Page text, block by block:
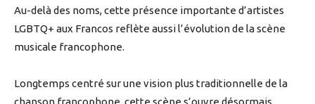
Au-delà des noms, cette présence importante d’artistes
LGBTQ+ aux Francos reflète aussi l’évolution de la scène
musicale francophone.
Longtemps centré sur une vision plus traditionnelle de la
chanson francophone, cette scène s’ouvre désormais